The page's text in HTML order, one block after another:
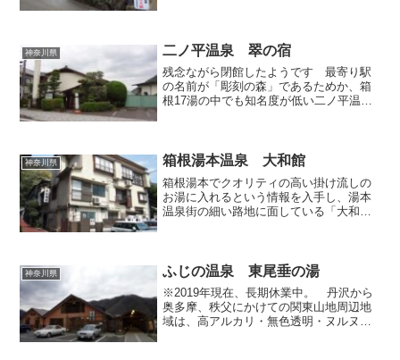
泉的な要素を兼ね備えた単...
神奈川県 二ノ平温泉 翠の宿
残念ながら閉館したようです 最寄り駅
の名前が「彫刻の森」であるためか、箱
根17湯の中でも知名度が低い二ノ平温
ちゃっているのかもしれ...
神奈川県 箱根湯本温泉 大和館
箱根湯本でクオリティの高い掛け流しの
お湯に入れるという情報を入手し、湯本
温泉街の細い路地に面している「大和
館です。袖看板の脇には「ご...
神奈川県 ふじの温泉 東尾垂の湯
※2019年現在、長期休業中。 丹沢から
奥多摩、秩父にかけての関東山地周辺地
域は、高アルカリ・無色透明・ヌルヌ